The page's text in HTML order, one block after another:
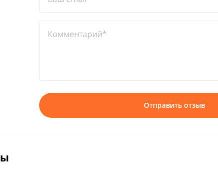
Комментарий*
Отправить отзыв